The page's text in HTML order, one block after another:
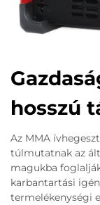
hosszú
Az MMA
túlmutatnak az
magukba
karbantartási
termelékenységi